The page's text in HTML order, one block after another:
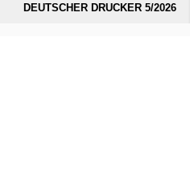
DEUTSCHER DRUCKER 5/2026